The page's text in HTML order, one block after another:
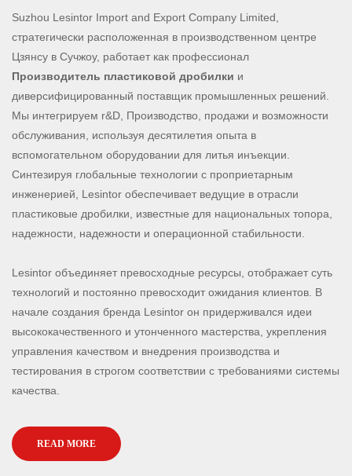
Suzhou Lesintor Import and Export Company Limited,
стратегически расположенная в производственном центре
Цзянсу в Сучжоу, работает как профессионал
Производитель пластиковой дробилки и
диверсифицированный поставщик промышленных решений.
Мы интегрируем r&D, Производство, продажи и возможности
обслуживания, используя десятилетия опыта в
вспомогательном оборудовании для литья инъекции.
Синтезируя глобальные технологии с проприетарным
инженерией, Lesintor обеспечивает ведущие в отрасли
пластиковые дробилки, известные для национальных топора,
надежности, надежности и операционной стабильности.
Lesintor объединяет превосходные ресурсы, отображает суть
технологий и постоянно превосходит ожидания клиентов. В
начале создания бренда Lesintor он придерживался идеи
высококачественного и утонченного мастерства, укрепления
управления качеством и внедрения производства и
тестирования в строгом соответствии с требованиями системы
качества.
READ MORE